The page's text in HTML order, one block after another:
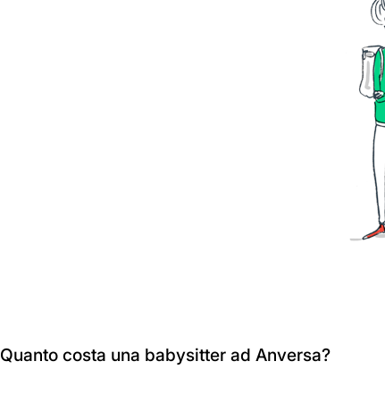
Quanto costa una babysitter ad Anversa?